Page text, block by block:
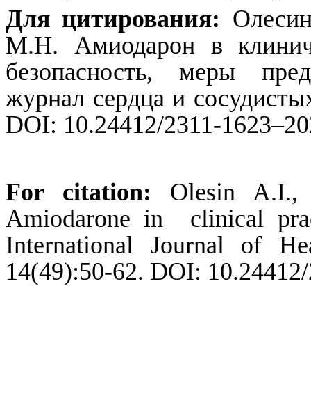
Для цитирования:
М.Н. Амиодаронв
безопасность, меры
журнал сердца и
DOI: 10.24412/2311-
For citation: Olesin
Amiodarone in clinical
International
Journal of
14(49):50-62. DOI: